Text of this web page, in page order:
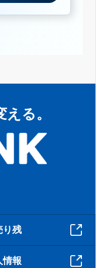
る。
り残
情報